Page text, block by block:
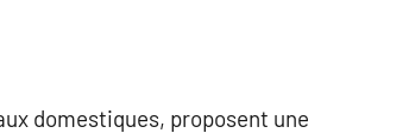
domestiques, proposent une